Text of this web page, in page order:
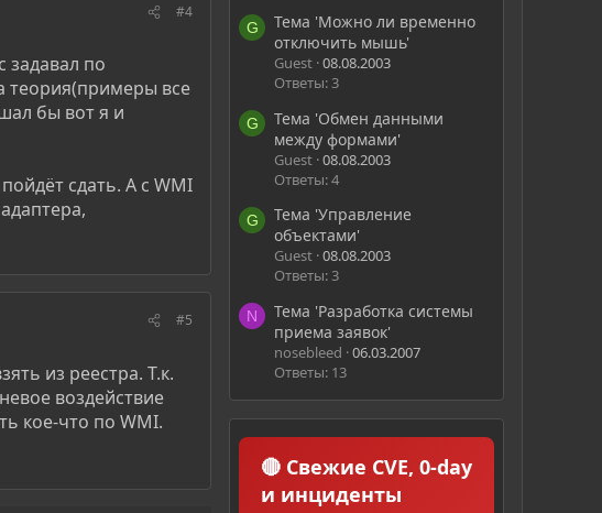
#4
задавал по
теория(примеры все
бы вот я и
сдать. А с WMI
#5
из реестра. Т.к.
воздействие
кое-что по WMI.
G
Тема 'Можно ли временно
отключить мышь'
Guest 08.08.2003
Ответы: 3
G
Тема 'Обмен данными
между формами'
Guest 08.08.2003
Ответы: 4
G
Тема 'Управление
объектами'
Guest 08.08.2003
Ответы: 3
N
Тема 'Разработка системы
приема заявок'
nosebleed 06.03.2007
Ответы: 13
🔴 Свежие CVE, 0-day
и инциденты